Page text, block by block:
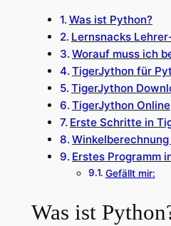
Was ist Python?
Lernsnacks
Worauf muss ich
TigerJython für
TigerJython
TigerJython Online
Erste Schritte in
Erstes Programm
Gefällt mir:
Was ist